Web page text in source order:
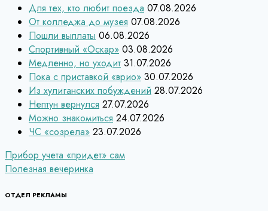
Для тех, кто любит поезда 07.08.2026
От колледжа до музея 07.08.2026
Пошли выплаты 06.08.2026
Спортивный «Оскар» 03.08.2026
Медленно, но уходит 31.07.2026
Пока с приставкой «врио» 30.07.2026
Из хулиганских побуждений 28.07.2026
Нептун вернулся 27.07.2026
Можно знакомиться 24.07.2026
ЧС «созрела» 23.07.2026
Навигация
по
записям
Прибор учета «придет» сам
Полезная вечеринка
ОТДЕЛ РЕКЛАМЫ